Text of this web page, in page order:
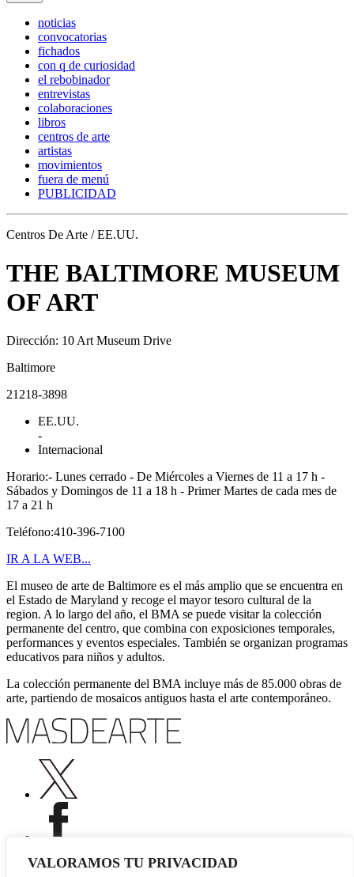
VALORAMOS TU PRIVACIDAD
noticias
convocatorias
fichados
con q de curiosidad
el rebobinador
entrevistas
colaboraciones
libros
centros de arte
artistas
movimientos
fuera de menú
PUBLICIDAD
Centros De Arte / EE.UU.
THE BALTIMORE MUSEUM
OF ART
Dirección: 10 Art Museum Drive
Baltimore
21218-3898
EE.UU.
-
Internacional
Horario:- Lunes cerrado - De Miércoles a Viernes de 11 a 17 h -
Sábados y Domingos de 11 a 18 h - Primer Martes de cada mes de
17 a 21 h
Teléfono:410-396-7100
IR A LA WEB...
El museo de arte de Baltimore es el más amplio que se encuentra en
el Estado de Maryland y recoge el mayor tesoro cultural de la
region. A lo largo del año, el BMA se puede visitar la colección
permanente del centro, que combina con exposiciones temporales,
performances y eventos especiales. También se organizan programas
educativos para niños y adultos.
La colección permanente del BMA incluye más de 85.000 obras de
arte, partiendo de mosaicos antiguos hasta el arte contemporáneo.